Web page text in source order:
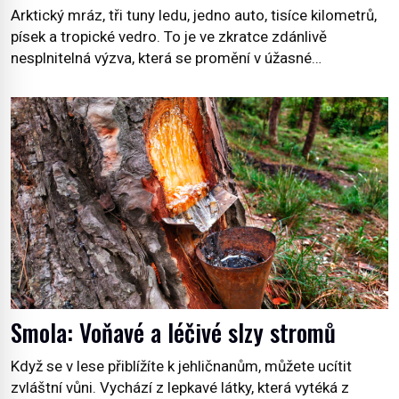
Arktický mráz, tři tuny ledu, jedno auto, tisíce kilometrů,
písek a tropické vedro. To je ve zkratce zdánlivě
nesplnitelná výzva, která se promění v úžasné
na podzim 1958 jako hec. Rádio Luxembourg přichází s
neobvyklou výzvou. Tomu, kdo dokáže dopravit ze
severního polárního kruhu na […]
Smola: Voňavé a léčivé slzy stromů
Když se v lese přiblížíte k jehličnanům, můžete ucítit
zvláštní vůni. Vychází z lepkavé látky, která vytéká z